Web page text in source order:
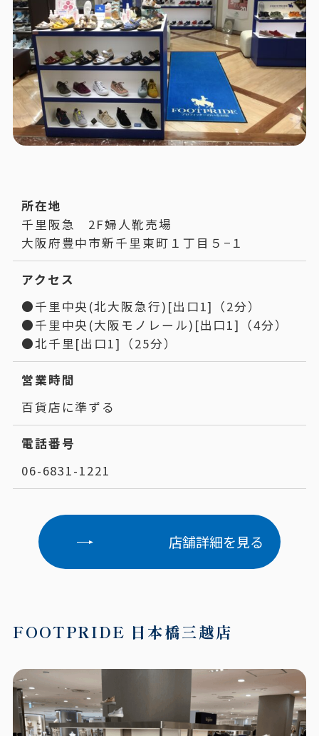
所在地
千里阪急 2F婦人靴売場
大阪府豊中市新千里東町１丁目５−１
アクセス
●千里中央(北大阪急行)[出口1]（2分）
●千里中央(大阪モノレール)[出口1]（4分）
●北千里[出口1]（25分）
営業時間
百貨店に準ずる
電話番号
06-6831-1221
店舗詳細を見る
FOOTPRIDE 日本橋三越店